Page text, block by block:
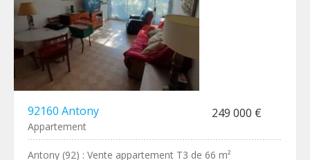
92160 Antony 249 000 €
Appartement
Antony (92) : Vente appartement T3 de 66 m²